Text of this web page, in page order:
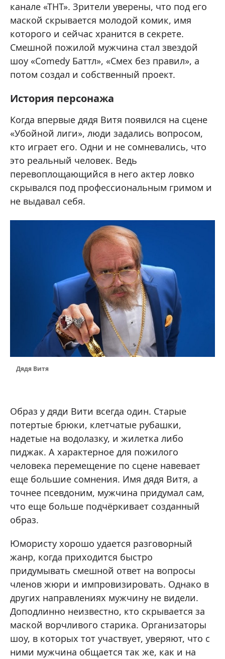
канале «ТНТ». Зрители уверены, что под его
маской скрывается молодой комик, имя
которого и сейчас хранится в секрете.
Смешной пожилой мужчина стал звездой
шоу «Comedy Баттл», «Смех без правил», а
потом создал и собственный проект.
История персонажа
Когда впервые дядя Витя появился на сцене
«Убойной лиги», люди задались вопросом,
кто играет его. Одни и не сомневались, что
это реальный человек. Ведь
перевоплощающийся в него актер ловко
скрывался под профессиональным гримом и
не выдавал себя.
Дядя Витя
Образ у дяди Вити всегда один. Старые
потертые брюки, клетчатые рубашки,
надетые на водолазку, и жилетка либо
пиджак. А характерное для пожилого
человека перемещение по сцене навевает
еще большие сомнения. Имя дядя Витя, а
точнее псевдоним, мужчина придумал сам,
что еще больше подчёркивает созданный
образ.
Юмористу хорошо удается разговорный
жанр, когда приходится быстро
придумывать смешной ответ на вопросы
членов жюри и импровизировать. Однако в
других направлениях мужчину не видели.
Доподлинно неизвестно, кто скрывается за
маской ворчливого старика. Организаторы
шоу, в которых тот участвует, уверяют, что с
ними мужчина общается так же, как и на